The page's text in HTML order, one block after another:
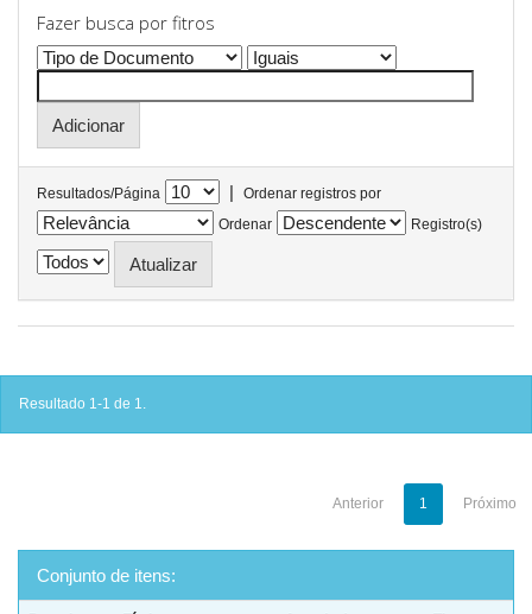
Fazer busca por fitros
Resultados/Página |
Ordenar registros por
Ordenar
Registro(s)
Resultado 1-1 de 1.
Anterior 1 Próximo
Conjunto de itens: